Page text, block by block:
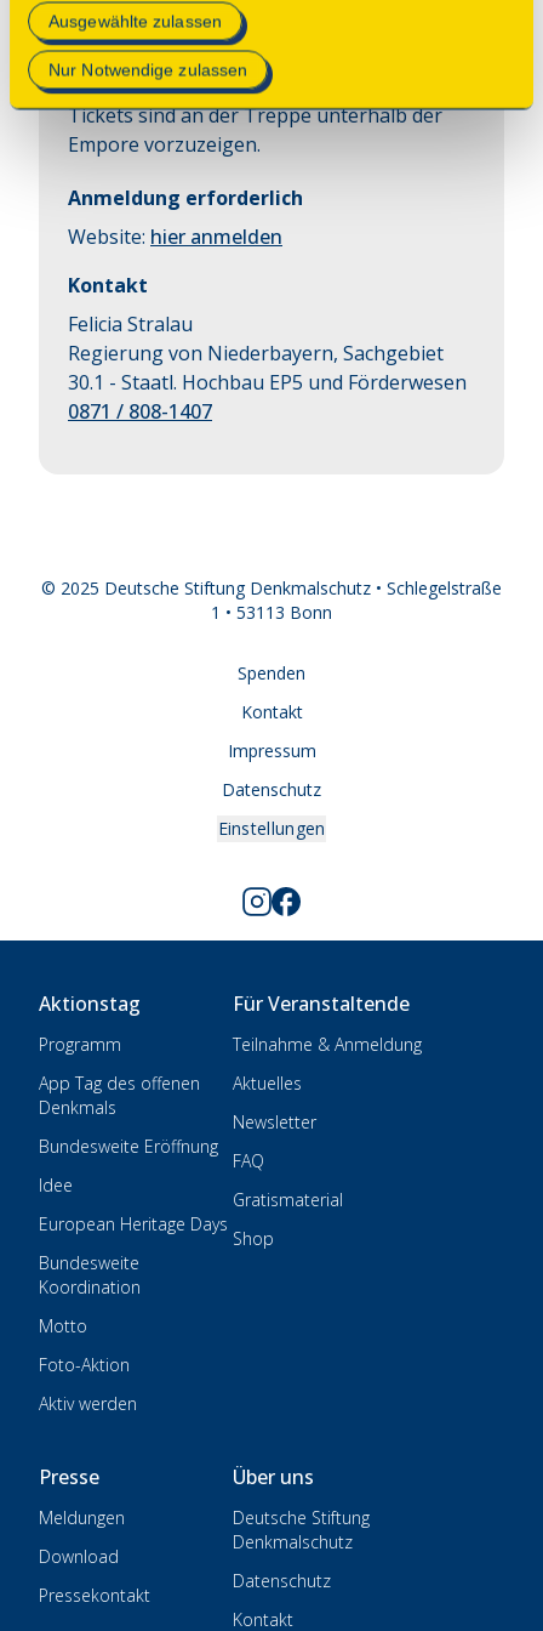
Mehr Informationen finden Sie in unserer
Datenschutzerklärung.
Ausgewählte zulassen
Nur Notwendige zulassen
Ticketbuchung ist erforderlich, da die
Teilnehmendenzahl begrenzt ist. Für max. 15
Kinder + je eine Begleitperson mit Ticket.
Tickets sind an der Treppe unterhalb der
Empore vorzuzeigen.
Anmeldung erforderlich
Website: hier anmelden
Kontakt
Felicia Stralau
Regierung von Niederbayern, Sachgebiet
30.1 - Staatl. Hochbau EP5 und Förderwesen
0871 / 808-1407
© 2025 Deutsche Stiftung Denkmalschutz • Schlegelstraße
1 • 53113 Bonn
Spenden
Kontakt
Impressum
Datenschutz
Einstellungen
Aktionstag
Programm
App Tag des offenen
Denkmals
Bundesweite Eröffnung
Idee
European Heritage Days
Bundesweite
Koordination
Motto
Foto-Aktion
Aktiv werden
Für Veranstaltende
Teilnahme & Anmeldung
Aktuelles
Newsletter
FAQ
Gratismaterial
Shop
Presse
Meldungen
Download
Pressekontakt
Über uns
Deutsche Stiftung
Denkmalschutz
Datenschutz
Kontakt